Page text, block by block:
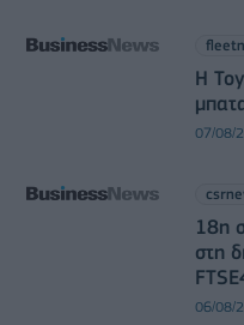
Η
07/08/
18η
στη
06/08/